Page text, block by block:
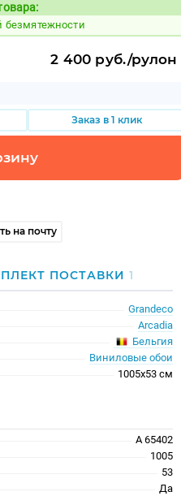
Код:
978504
безмятежности
2 400 руб./рулон
Заказ в 1 клик
на почту
ПОСТАВКИ 1
Grandeco
Arcadia
Бельгия
Виниловые обои
1005x53 см
A 65402
1005
53
Да